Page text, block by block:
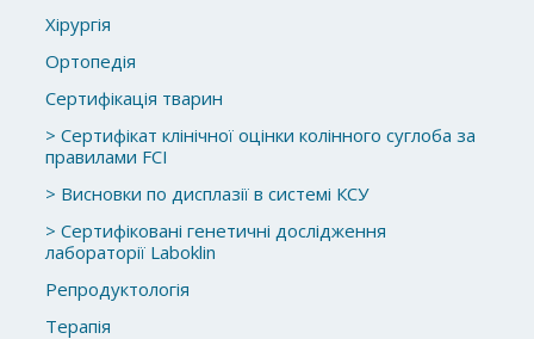
Хірургія
Ортопедія
Сертифікація тварин
> Сертифікат клінічної оцінки колінного суглоба за
правилами FCI
> Висновки по дисплазії в системі КСУ
> Сертифіковані генетичні дослідження
лабораторії Laboklin
Репродуктологія
Терапія